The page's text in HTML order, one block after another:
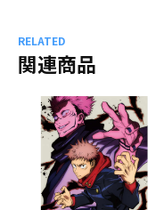
RELATED
関連商品